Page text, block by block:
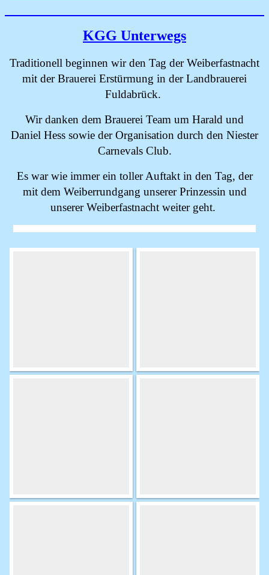
KGG Unterwegs
Traditionell beginnen wir den Tag der Weiberfastnacht
mit der Brauerei Erstürmung in der Landbrauerei
Fuldabrück.
Wir danken dem Brauerei Team um Harald und
Daniel Hess sowie der Organisation durch den Niester
Carnevals Club.
Es war wie immer ein toller Auftakt in den Tag, der
mit dem Weiberrundgang unserer Prinzessin und
unserer Weiberfastnacht weiter geht.